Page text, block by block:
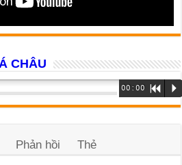
CHÂU
00:00 R P
Phản hồi Thẻ